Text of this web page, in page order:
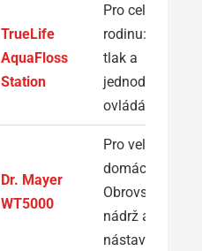
TrueLife
AquaFloss
Station
Pro celou
rodinu: Silný
tlak a
jednoduché
ovládání
Dr. Mayer
WT5000
Pro velké
domácnosti:
Obrovská
nádrž a 5
nástavců